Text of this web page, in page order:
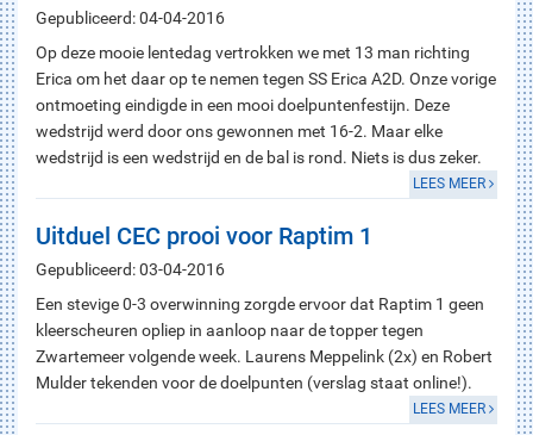
Gepubliceerd: 04-04-2016
Op deze mooie lentedag vertrokken we met 13 man richting
Erica om het daar op te nemen tegen SS Erica A2D. Onze vorige
ontmoeting eindigde in een mooi doelpuntenfestijn. Deze
wedstrijd werd door ons gewonnen met 16-2. Maar elke
wedstrijd is een wedstrijd en de bal is rond. Niets is dus zeker.
LEES MEER
Uitduel CEC prooi voor Raptim 1
Gepubliceerd: 03-04-2016
Een stevige 0-3 overwinning zorgde ervoor dat Raptim 1 geen
kleerscheuren opliep in aanloop naar de topper tegen
Zwartemeer volgende week. Laurens Meppelink (2x) en Robert
Mulder tekenden voor de doelpunten (verslag staat online!).
LEES MEER